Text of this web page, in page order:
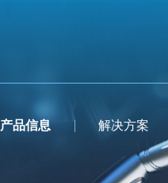
产品信息 解决方案